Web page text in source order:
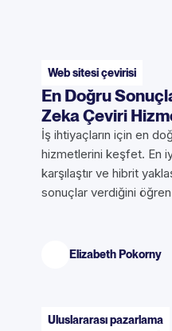
Web sitesi çevirisi
En Doğru
Zeka Çeviri
İş ihtiyaçların için en
hizmetlerini keşfet. En
karşılaştır ve hibrit
sonuçlar verdiğini
Elizabeth Pokorny
Uluslararası pazarlama